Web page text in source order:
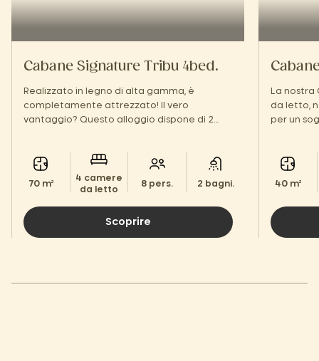
Cabane Signature Tribu 4bed.
Realizzato in legno di alta gamma, è
completamente attrezzato! Il vero
vantaggio? Questo alloggio dispone di 2
70 m²
4 camere
da letto
8 pers. 2 bagni.
Scoprire
La
da letto,
per un
40 m²